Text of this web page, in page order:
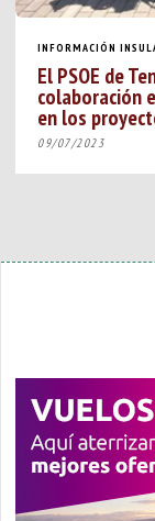
INFORMACIÓN
El PSOE de
colaboración
en los
09/07/2023